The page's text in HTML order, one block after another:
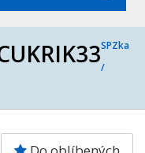
SPZka
/